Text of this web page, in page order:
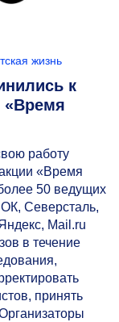
жизнь
к
«Время
работу
«Время
50 ведущих
Северсталь,
Mail.ru
в течение
принять